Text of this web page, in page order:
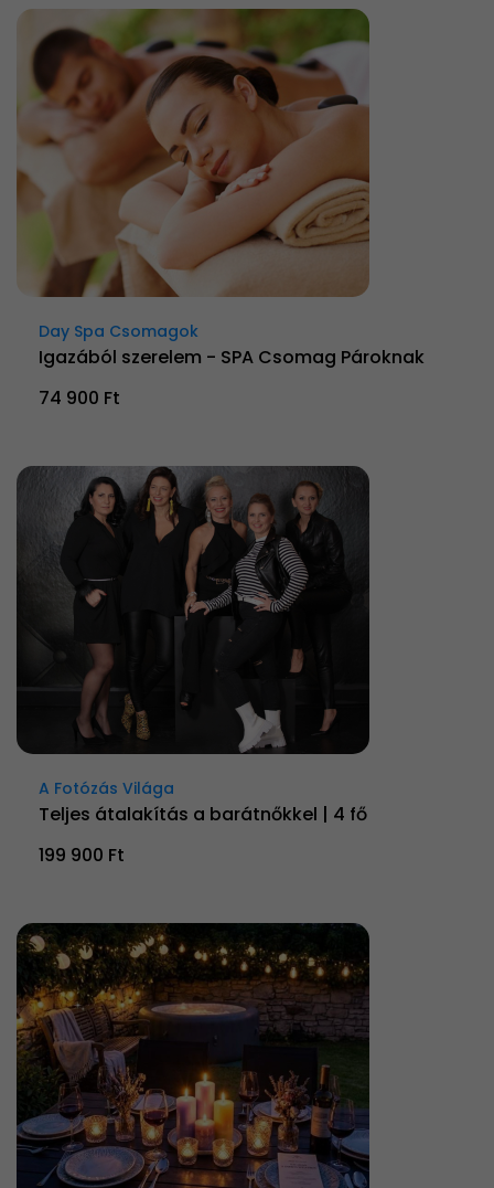
Day Spa Csomagok
Igazából szerelem - SPA Csomag Pároknak
74 900 Ft
A Fotózás Világa
Teljes átalakítás a barátnőkkel | 4 fő
199 900 Ft